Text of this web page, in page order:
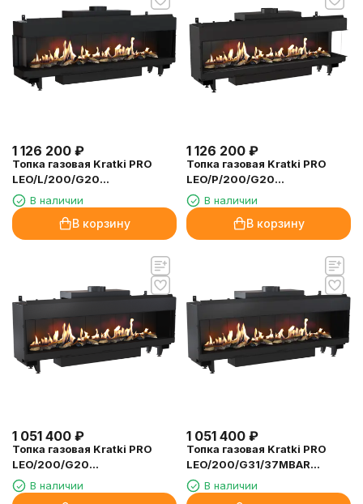
1 126 200 ₽
Топка газовая Kratki PRO
LEO/L/200/G20
(магистральный газ)
В наличии
В корзину
1 126 200 ₽
Топка газовая Kratki PRO
LEO/P/200/G20
(магистральный газ)
В наличии
В корзину
1 051 400 ₽
Топка газовая Kratki PRO
LEO/200/G20
(магистральный газ)
В наличии
1 051 400 ₽
Топка газовая Kratki PRO
LEO/200/G31/37MBAR
(баллонный газ)
В наличии